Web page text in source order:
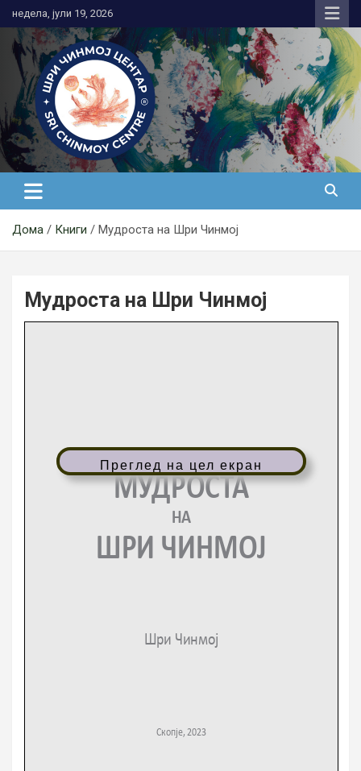
to
content
недела, јули 19, 2026
Медитација
Дома Книги Мудроста на Шри Чинмој
Мудроста на Шри Чинмој
Преглед на цел екран